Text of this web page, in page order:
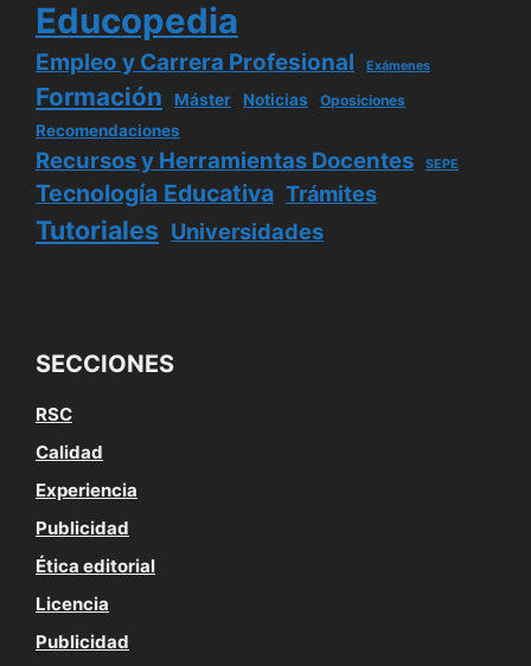
Educopedia
Empleo y Carrera Profesional Exámenes
Formación Máster Noticias Oposiciones
Recomendaciones
Recursos y Herramientas Docentes SEPE
Tecnología Educativa Trámites
Tutoriales Universidades
SECCIONES
RSC
Calidad
Experiencia
Publicidad
Ética editorial
Licencia
Publicidad